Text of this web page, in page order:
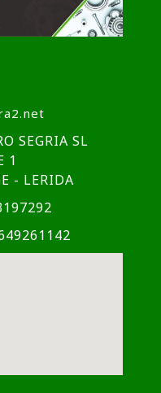
SEGRIA SL
1
- LERIDA